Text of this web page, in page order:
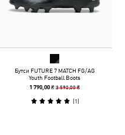
Бутси FUTURE 7 MATCH FG/AG
Youth Football Boots
1 790,00 ₴3 590,00 ₴
(1)